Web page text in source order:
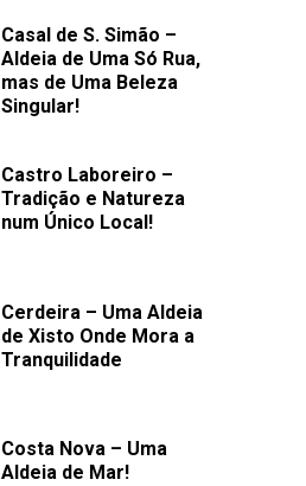
Casal de S. Simão –
Aldeia de Uma Só Rua,
mas de Uma Beleza
Singular!
Castro Laboreiro –
Tradição e Natureza
num Único Local!
Cerdeira – Uma Aldeia
de Xisto Onde Mora a
Tranquilidade
Costa Nova – Uma
Aldeia de Mar!